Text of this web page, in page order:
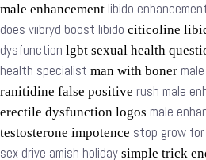
male enhancement libido
does viibryd boost libido citicoline
dysfunction lgbt sexual health
health specialist man with boner
ranitidine false positive rush male
erectile dysfunction logos male
testosterone impotence stop grow for
sex drive amish holiday simple trick